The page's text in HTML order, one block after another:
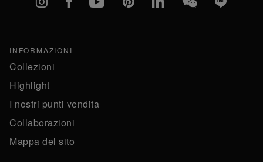
INFORMAZIONI
Collezioni
Highlight
I nostri punti vendita
Collaborazioni
Mappa del sito